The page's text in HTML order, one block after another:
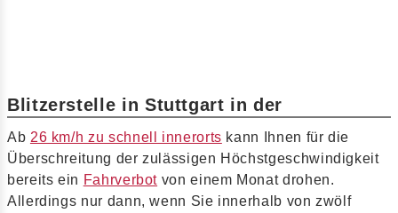
Blitzerstelle in Stuttgart in der
Ab 26 km/h zu schnell innerorts kann Ihnen für die
Überschreitung der zulässigen Höchstgeschwindigkeit
bereits ein Fahrverbot von einem Monat drohen.
Allerdings nur dann, wenn Sie innerhalb von zwölf